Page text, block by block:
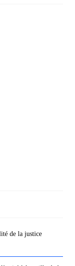
de la justice